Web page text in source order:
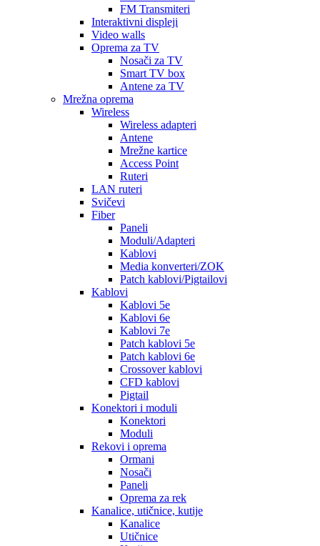
FM Transmiteri
Interaktivni displeji
Video walls
Oprema za TV
Nosači za TV
Smart TV box
Antene za TV
Mrežna oprema
Wireless
Wireless adapteri
Antene
Mrežne kartice
Access Point
Ruteri
LAN ruteri
Svičevi
Fiber
Paneli
Moduli/Adapteri
Kablovi
Media konverteri/ZOK
Patch kablovi/Pigtailovi
Kablovi
Kablovi 5e
Kablovi 6e
Kablovi 7e
Patch kablovi 5e
Patch kablovi 6e
Crossover kablovi
CFD kablovi
Pigtail
Konektori i moduli
Konektori
Moduli
Rekovi i oprema
Ormani
Nosači
Paneli
Oprema za rek
Kanalice, utičnice, kutije
Kanalice
Utičnice